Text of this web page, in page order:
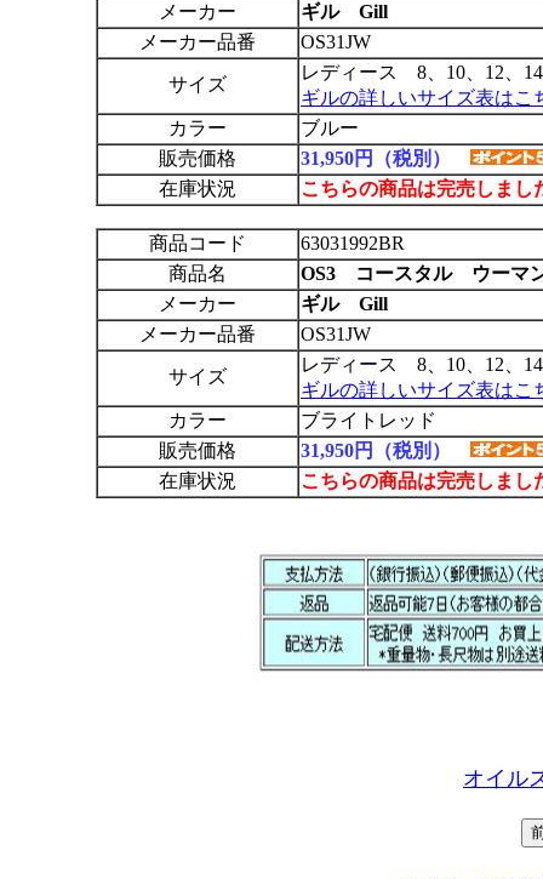
メーカー
ギル Gill
メーカー品番
OS31JW
サイズ
レディース 8、10、12、
ギルの詳しいサイズ表はこ
カラー
ブルー
販売価格
31,950円（税別）
在庫状況
こちらの商品は完売しまし
商品コード
63031992BR
商品名
OS3 コースタル ウーマ
メーカー
ギル Gill
メーカー品番
OS31JW
サイズ
レディース 8、10、12、
ギルの詳しいサイズ表はこ
カラー
ブライトレッド
販売価格
31,950円（税別）
在庫状況
こちらの商品は完売しまし
オイル